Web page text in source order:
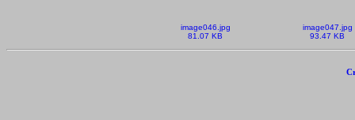
image046.jpg
81.07 KB
image047.jpg
93.47 KB